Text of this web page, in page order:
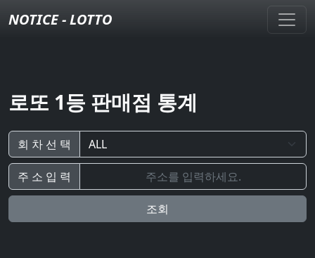
NOTICE - LOTTO
로또 1등 판매점 통계
회 차 선 택
주 소 입 력
조회